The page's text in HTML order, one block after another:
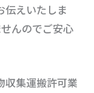
伝えいたしま
んのでご安心
収集運搬許可業